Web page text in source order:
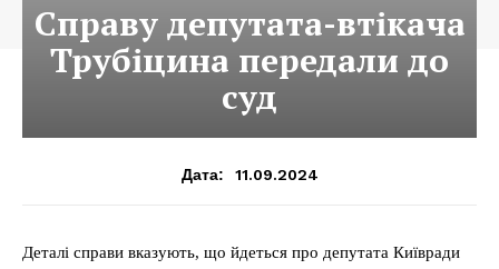
Справу депутата-втікача
Трубіцина передали до
суд
Дата: 11.09.2024
Деталі справи вказують, що йдеться про депутата Київради